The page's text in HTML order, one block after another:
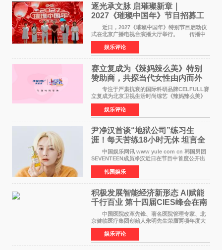
逐光承文脉 启璀璨新章｜
2027《璀璨中国年》节目招募工
作圆满启动
近日，2027《璀璨中国年》特别节目启动仪
式在北京广播电视台演播大厅举行。 传播中
华优秀传统文化，弘扬纯正国风艺术，打造高规
格、高质感、正能量的文艺盛典，是璀璨中国年
矢志不渝的初心
娱乐评论
赛立复成为《辣妈辣么美》特别
赞助商，共探当代女性由内而外
活力美
专注于严肃抗衰的国际科研品牌CELFULL赛
立复成为北京卫视生活时尚综艺《辣妈辣么美》
的特别赞助商,明星辣妈袁咏仪倾情参与，向广大
都市女性传递健康生活新主张，寄语当代女性在
家庭与自我之间
娱乐评论
尹净汉首谈“地狱公司”练习生
涯！每天苦练18小时无休 坦言全
靠成员撑过来
中国娱乐网讯 www yule com cn 韩国男团
SEVENTEEN成员净汉近日在节目中首度公开出
道前的残酷练习生经历，并提及经纪公司Pledis
娱乐，引发广泛关注。 在8月2日播出的日本
TBS综艺节目《周
韩国娱乐
积极发展智能经济新形态 Al赋能
千行百业 第十四届CIES峰会在南
京盛大召开
中国医院改革先锋、著名医院管理专家、北
京健临医疗集团创始人朱明先生荣膺两项年度大
奖 2026年7月31日，盛夏金陵，长江之畔，
以重落地·真务实·强链接为主题的2026&lsquo;人
工智能+&rsquo
娱乐评论